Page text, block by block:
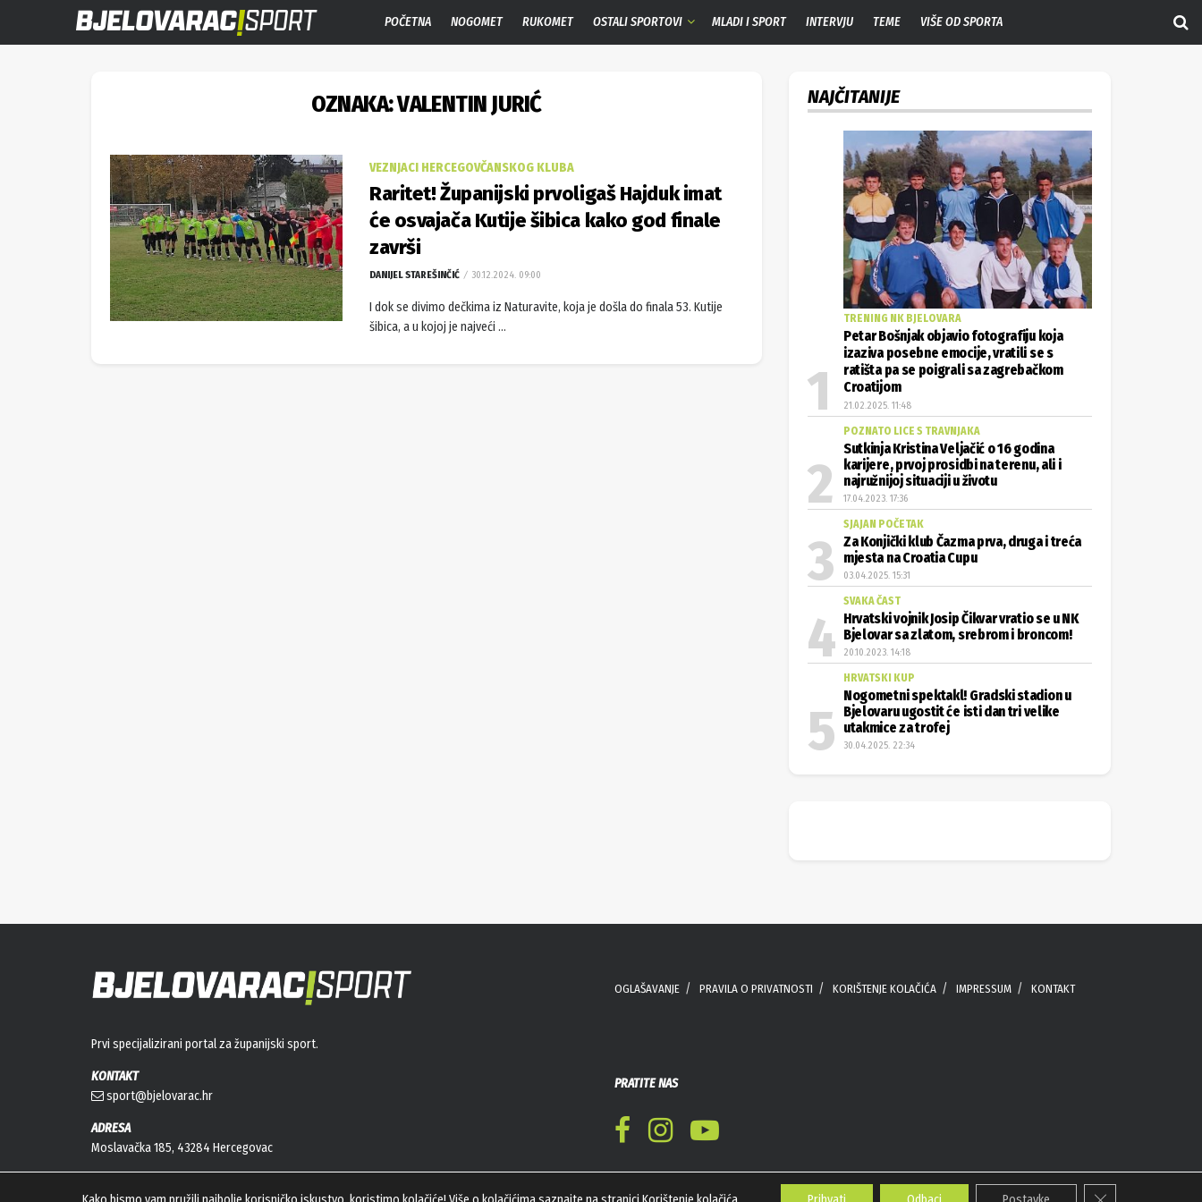
POČETNA NOGOMET RUKOMET OSTALI SPORTOVI MLADI I SPORT INTERVJU TEME VIŠE OD SPORTA
OZNAKA:VALENTIN JURIĆ
VEZNJACI HERCEGOVČANSKOG KLUBA
Raritet! Županijski prvoligaš Hajduk imat
će osvajača Kutije šibica kako god finale
završi
DANIJEL STAREŠINČIĆ 30.12.2024. 09:00
I dok se divimo dečkima iz Naturavite, koja je došla do finala 53. Kutije
šibica, a u kojoj je najveći ...
NAJČITANIJE
TRENING NK BJELOVARA
Petar Bošnjak objavio fotografiju koja
izaziva posebne emocije, vratili se s
ratišta pa se poigrali sa zagrebačkom
Croatijom
21.02.2025. 11:48
POZNATO LICE S TRAVNJAKA
Sutkinja Kristina Veljačić o 16 godina
karijere, prvoj prosidbi na terenu, ali i
najružnijoj situaciji u životu
17.04.2023. 17:36
SJAJAN POČETAK
Za Konjički klub Čazma prva, druga i treća
mjesta na Croatia Cupu
03.04.2025. 15:31
SVAKA ČAST
Hrvatski vojnik Josip Čikvar vratio se u NK
Bjelovar sa zlatom, srebrom i broncom!
20.10.2023. 14:18
HRVATSKI KUP
Nogometni spektakl! Gradski stadion u
Bjelovaru ugostit će isti dan tri velike
utakmice za trofej
30.04.2025. 22:34
Prvi specijalizirani portal za županijski sport.
KONTAKT
sport@bjelovarac.hr
ADRESA
Moslavačka 185, 43284 Hercegovac
OGLAŠAVANJE PRAVILA O PRIVATNOSTI KORIŠTENJE KOLAČIĆA IMPRESSUM KONTAKT
PRATITE NAS
Close GDPR Cookie